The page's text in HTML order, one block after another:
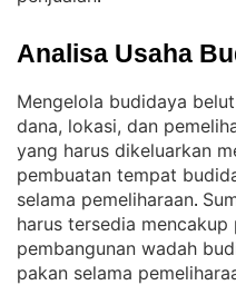
Analisa Usaha
Mengelola budidaya
dana, lokasi, dan
yang harus dikeluarkan
pembuatan tempat
selama pemeliharaan.
harus tersedia
pembangunan wadah
pakan selama